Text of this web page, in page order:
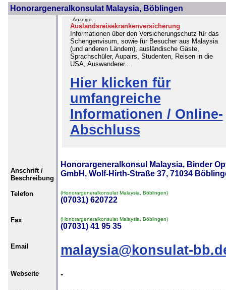
Honorargeneralkonsulat Malaysia, Böblingen
- Anzeige -
Auslandsreisekrankenversicherung
Informationen über den Versicherungschutz für das
Schengenvisum, sowie für Besucher aus Malaysia
(und anderen Ländern), ausländische Gäste,
Sprachschüler, Aupairs, Studenten, Reisen in die
USA, Auswanderer...
Hier klicken für
umfangreiche
Informationen / Online-
Abschluss
Anschrift /
Beschreibung
Honorargeneralkonsul Malaysia, Binder
GmbH, Wolf-Hirth-Straße 37, 71034
Telefon (Honorargeneralkonsulat Malaysia, Böblingen)
(07031) 620722
Fax (Honorargeneralkonsulat Malaysia, Böblingen)
(07031) 41 95 35
Email malaysia@konsulat-
Webseite -